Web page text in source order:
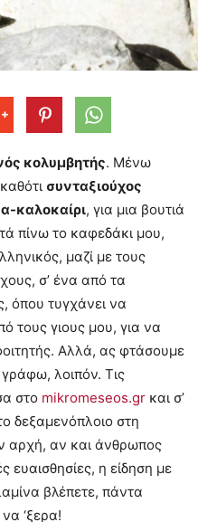
κολυμβητής. Μένω
συνταξιούχος
καλοκαίρι, για μια βουτιά
πίνω το καφεδάκι μου,
μαζί με τους
σ’ ένα από τα
όπου τυγχάνει να
τους γιους μου, για να
Αλλά, ας φτάσουμε
λοιπόν. Τις
στο mikromeseos.gr και σ’
δεξαμενόπλοιο στη
αρχή, αν και άνθρωπος
ευαισθησίες, η είδηση με
βλέπετε, πάντα
‘ξερα!